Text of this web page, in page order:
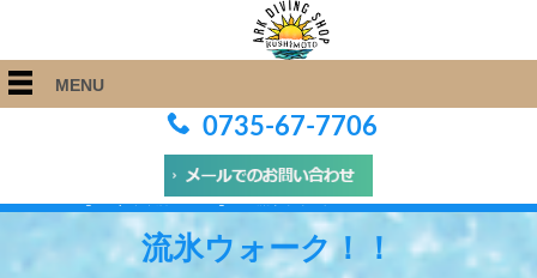
MENU
0735-67-7706
ARK Diving Shop 串本店 > Blog > 流氷ウォーク！！
流氷ウォーク！！